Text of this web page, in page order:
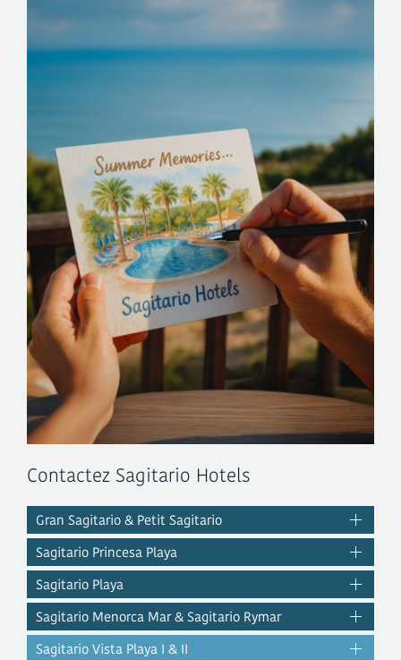
Contactez Sagitario Hotels
Gran Sagitario & Petit Sagitario
Sagitario Princesa Playa
Sagitario Playa
Sagitario Menorca Mar & Sagitario Rymar
Sagitario Vista Playa I & II